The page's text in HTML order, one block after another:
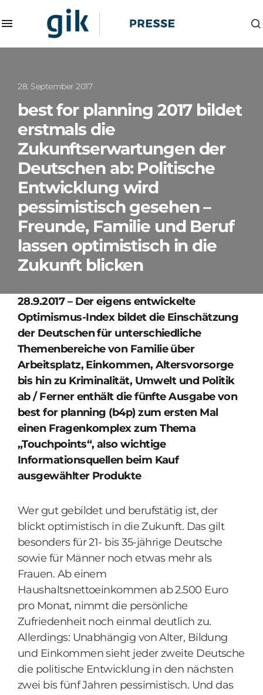
28. September 2017
best for planning 2017 bildet
erstmals die
Zukunftserwartungen der
Deutschen ab: Politische
Entwicklung wird
pessimistisch gesehen –
Freunde, Familie und Beruf
lassen optimistisch in die
Zukunft blicken
28.9.2017 – Der eigens entwickelte
Optimismus-Index bildet die Einschätzung
der Deutschen für unterschiedliche
Themenbereiche von Familie über
Arbeitsplatz, Einkommen, Altersvorsorge
bis hin zu Kriminalität, Umwelt und Politik
ab / Ferner enthält die fünfte Ausgabe von
best for planning (b4p) zum ersten Mal
einen Fragenkomplex zum Thema
„Touchpoints“, also wichtige
Informationsquellen beim Kauf
ausgewählter Produkte
Wer gut gebildet und berufstätig ist, der
blickt optimistisch in die Zukunft. Das gilt
besonders für 21- bis 35-jährige Deutsche
sowie für Männer noch etwas mehr als
Frauen. Ab einem
Haushaltsnettoeinkommen ab 2.500 Euro
pro Monat, nimmt die persönliche
Zufriedenheit noch einmal deutlich zu.
Allerdings: Unabhängig von Alter, Bildung
und Einkommen sieht jeder zweite Deutsche
die politische Entwicklung in den nächsten
zwei bis fünf Jahren pessimistisch. Und das